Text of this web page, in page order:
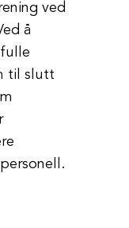
ved
å
til slutt